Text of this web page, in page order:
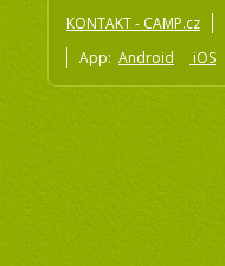
KONTAKT - CAMP.cz
App: Android iOS